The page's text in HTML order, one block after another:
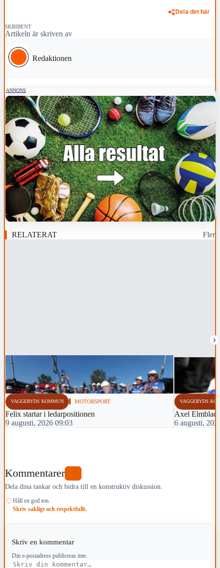
Dela det här
SKRIBENT
Artikeln är skriven av
Redaktionen
ANNONS
RELATERAT Fler
›
VAGGERYDS KOMMUN MOTORSPORT
Felix startar i ledarpositionen
9 augusti, 2026 09:03
VAGGERYDS
Axel Elmblad
6 augusti,
Kommentarer
Dela dina tankar och bidra till en konstruktiv diskussion.
♢ Håll en god ton.
Skriv sakligt och respektfullt.
Skriv en kommentar
Din e-postadress publiceras inte.
Kommentar